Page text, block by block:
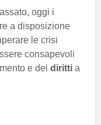
oggi i
a disposizione
le crisi
consapevoli
e dei diritti a